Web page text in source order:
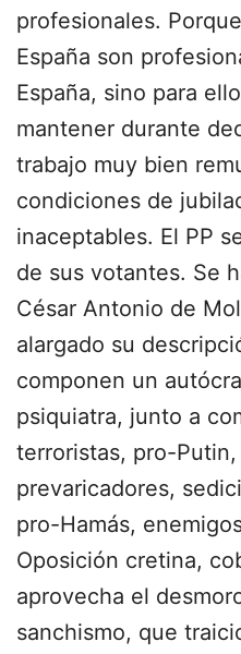
profesionales.
España son
España, sino para
mantener durante
trabajo muy bien
condiciones de
inaceptables. El PP
de sus votantes. Se
César Antonio de
alargado su
componen un
psiquiatra, junto a
terroristas, pro-
prevaricadores,
pro-Hamás,
Oposición cretina,
aprovecha el
sanchismo, que